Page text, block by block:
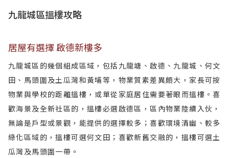
九龍城區搵樓攻略
居屋有選擇 啟德新樓多
九龍城區的幾個組成區域，包括九龍塘、啟德、九龍城、何文
田、馬頭圍及土瓜灣和黃埔等，物業質素差異頗大，家長可按
物業與學校的距離搵樓，或單從家庭居住需要著眼而搵樓。喜
歡海景及全新社區的，搵樓必選啟德區，區內物業陸續入伙，
無論是戶型或景觀，能提供的選擇較多；喜歡環境清幽、較多
綠化區域的，搵樓可選何文田；喜歡新舊交融的，搵樓可選土
瓜灣及馬頭圍一帶。